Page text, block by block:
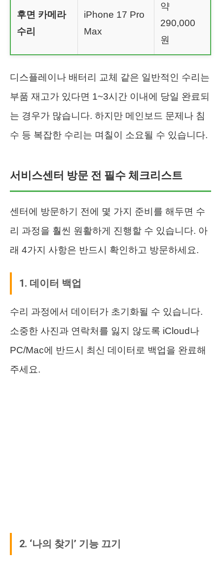
후면 카메라
수리
iPhone 17 Pro
Max
약
290,000
원
디스플레이나 배터리 교체 같은 일반적인 수리는
부품 재고가 있다면 1~3시간 이내에 당일 완료되
는 경우가 많습니다. 하지만 메인보드 문제나 침
수 등 복잡한 수리는 며칠이 소요될 수 있습니다.
서비스센터 방문 전 필수 체크리스트
센터에 방문하기 전에 몇 가지 준비를 해두면 수
리 과정을 훨씬 원활하게 진행할 수 있습니다. 아
래 4가지 사항은 반드시 확인하고 방문하세요.
1. 데이터 백업
수리 과정에서 데이터가 초기화될 수 있습니다.
소중한 사진과 연락처를 잃지 않도록 iCloud나
PC/Mac에 반드시 최신 데이터로 백업을 완료해
주세요.
2. ‘나의 찾기’ 기능 끄기